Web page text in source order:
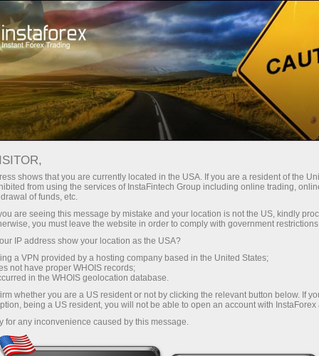
Трейдерам Торгові умови MetaTrader 5
РОБОТІ C ТЕРМІНАЛОМ
METATRADER 5
shows that you are currently located in the USA. If you are a resident of the
from using the services of InstaFintech Group including online trading,
of funds, etc.
are seeing this message by mistake and your location is not the US, kindly
you must leave the website in order to comply with government
IP address show your location as the USA?
a VPN provided by a hosting company based in the United States;
not have proper WHOIS records;
in the WHOIS geolocation database.
whether you are a US resident or not by clicking the relevant button below. If
being a US resident, you will not be able to open an account with InstaForex
for any inconvenience caused by this message.